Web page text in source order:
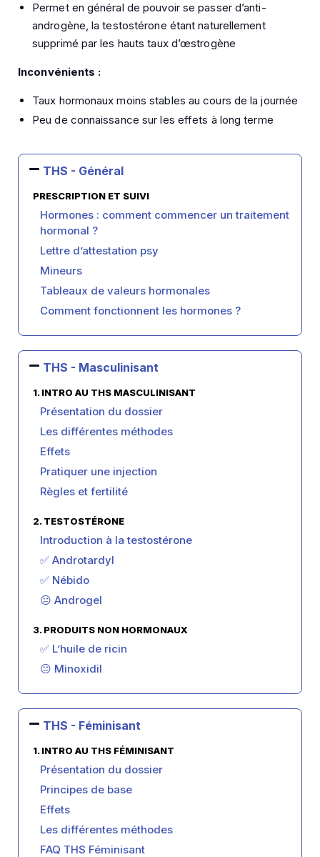
Permet en général de pouvoir se passer d’anti-
androgène, la testostérone étant naturellement
supprimé par les hauts taux d’œstrogène
Inconvénients :
Taux hormonaux moins stables au cours de la journée
Peu de connaissance sur les effets à long terme
THS - Général
PRESCRIPTION ET SUIVI
Hormones : comment commencer un traitement
hormonal ?
Lettre d’attestation psy
Mineurs
Tableaux de valeurs hormonales
Comment fonctionnent les hormones ?
THS - Masculinisant
1. INTRO AU THS MASCULINISANT
Présentation du dossier
Les différentes méthodes
Effets
Pratiquer une injection
Règles et fertilité
2. TESTOSTÉRONE
Introduction à la testostérone
✅ Androtardyl
✅ Nébido
😐 Androgel
3. PRODUITS NON HORMONAUX
✅ L’huile de ricin
😐 Minoxidil
THS - Féminisant
1. INTRO AU THS FÉMINISANT
Présentation du dossier
Principes de base
Effets
Les différentes méthodes
FAQ THS Féminisant